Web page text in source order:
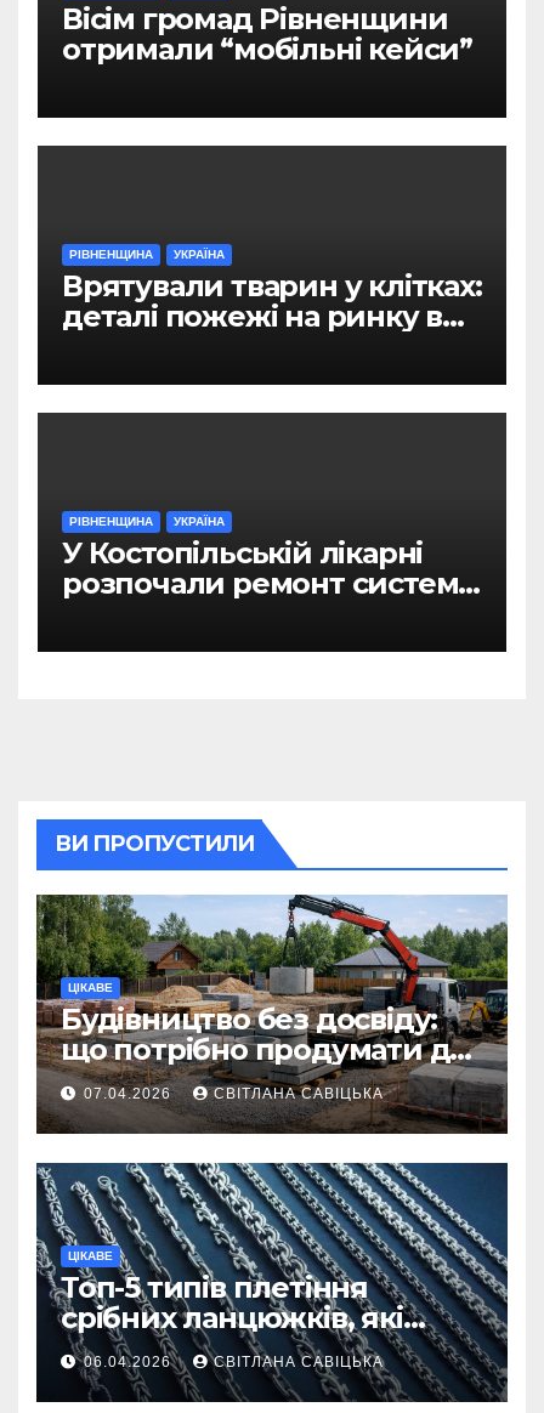
Вісім громад Рівненщини
отримали “мобільні кейси”
РІВНЕНЩИНА УКРАЇНА
Врятували тварин у клітках:
деталі пожежі на ринку в
РІВНЕНЩИНА УКРАЇНА
У Костопільській лікарні
розпочали ремонт системи
ВИ ПРОПУСТИЛИ
ЦІКАВЕ
Будівництво без досвіду:
що потрібно продумати до
першої доставки на
ділянку
07.04.2026 СВІТЛАНА САВІЦЬКА
ЦІКАВЕ
Топ-5 типів плетіння
срібних ланцюжків, які
вважаються
найнадійнішими
06.04.2026 СВІТЛАНА САВІЦЬКА